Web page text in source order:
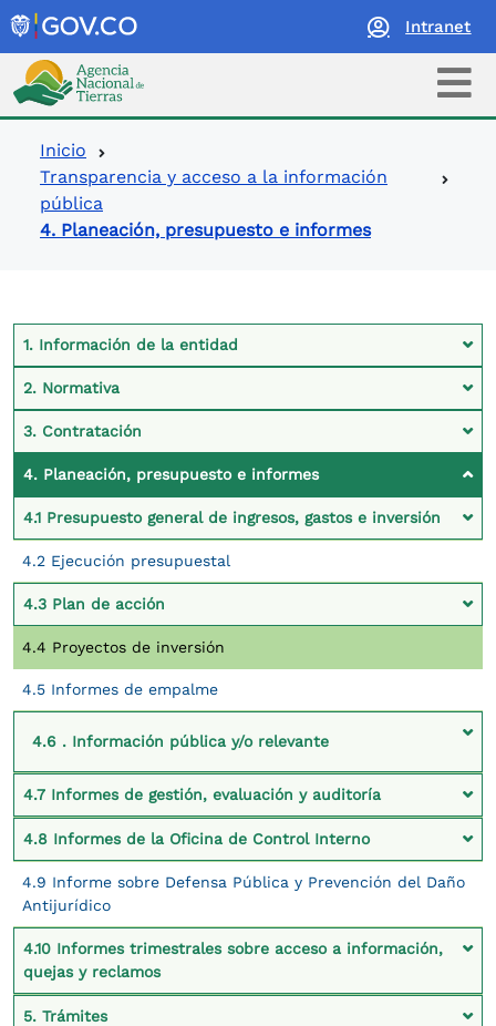
Intranet
Logo Agencia Nacional de Tierras
Ruta de navegación
Inicio
Transparencia y acceso a la información
pública
4. Planeación, presupuesto e informes
Contexto Ley de Transparencia
1. Información de la entidad
2. Normativa
3. Contratación
4. Planeación, presupuesto e informes
4.1 Presupuesto general de ingresos, gastos e inversión
4.2 Ejecución presupuestal
4.3 Plan de acción
4.4 Proyectos de inversión
4.5 Informes de empalme
4.6 . Información pública y/o relevante
4.7 Informes de gestión, evaluación y auditoría
4.8 Informes de la Oficina de Control Interno
4.9 Informe sobre Defensa Pública y Prevención del Daño
Antijurídico
4.10 Informes trimestrales sobre acceso a información,
quejas y reclamos
5. Trámites